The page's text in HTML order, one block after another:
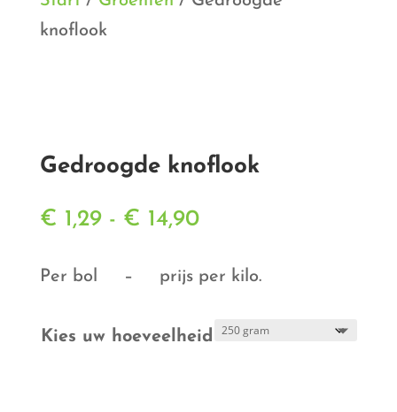
knoflook
Gedroogde knoflook
€ 1,29 - € 14,90Prijsklasse:
tot
Per bol – prijs per kilo.
Kies uw hoeveelheid